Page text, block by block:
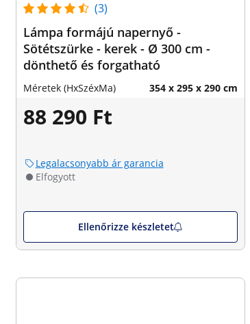
(3)
Lámpa formájú napernyő -
Sötétszürke - kerek - Ø 300 cm -
dönthető és forgatható
Méretek (HxSzéxMa) 354 x 295 x 290 cm
88 290 Ft
Legalacsonyabb ár garancia
Elfogyott
Ellenőrizze készletet